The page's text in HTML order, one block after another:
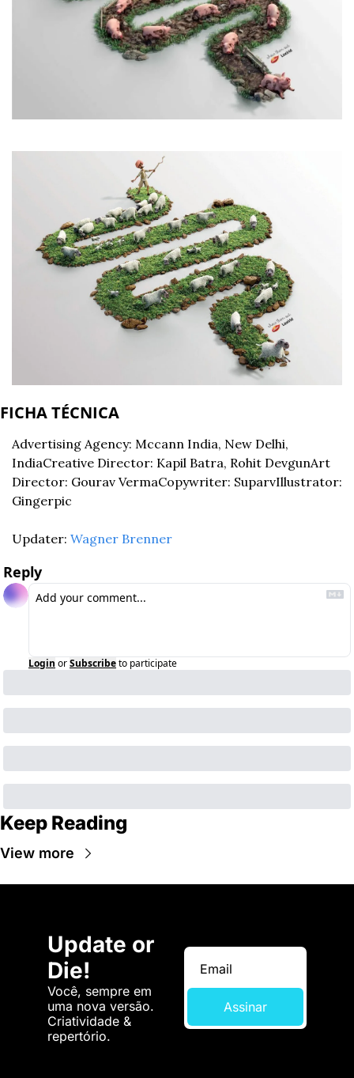
FICHA TÉCNICA
Advertising Agency: Mccann India, New Delhi,
IndiaCreative Director: Kapil Batra, Rohit DevgunArt
Director: Gourav VermaCopywriter: SuparvIllustrator:
Gingerpic
Updater: Wagner Brenner
Reply
Login orSubscribeto participate
Keep Reading
View more
Update or
Die!
Você, sempre em
uma nova versão.
Criatividade &
repertório.
Assinar